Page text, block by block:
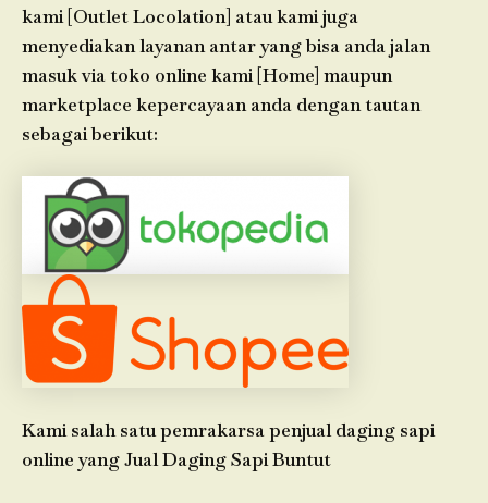
kami [Outlet Locolation] atau kami juga
menyediakan layanan antar yang bisa anda jalan
masuk via toko online kami [Home] maupun
marketplace kepercayaan anda dengan tautan
sebagai berikut:
Kami salah satu pemrakarsa penjual daging sapi
online yang Jual Daging Sapi Buntut